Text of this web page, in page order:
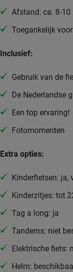
Afstand: ca. 8-10
Toegankelijk
Inclusief:
Gebruik van de
De Nederlandse
Een top ervaring!
Fotomomenten
Extra opties:
Kinderfietsen: ja,
Kinderzitjes: tot
Tag a long: ja
Tandems: niet
Elektrische fiets:
Helm: